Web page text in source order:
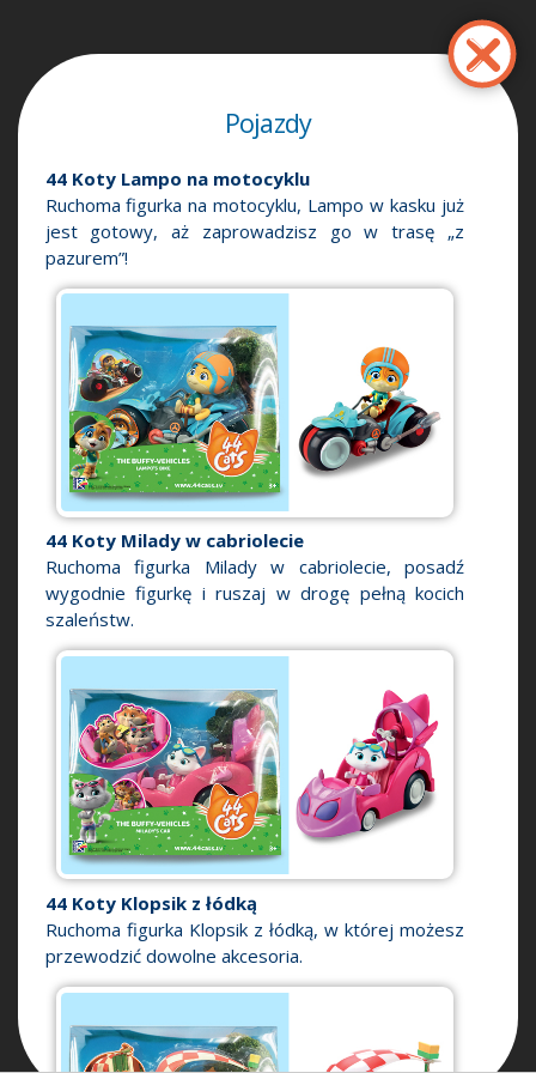
περιεχόμενο
Pojazdy
44 Koty Lampo na motocyklu
Ruchoma figurka na motocyklu, Lampo w kasku już
jest gotowy, aż zaprowadzisz go w trasę „z
pazurem”!
44 Koty Milady w cabriolecie
Ruchoma figurka Milady w cabriolecie, posadź
wygodnie figurkę i ruszaj w drogę pełną kocich
szaleństw.
44 Koty Klopsik z łódką
Ruchoma figurka Klopsik z łódką, w której możesz
przewodzić dowolne akcesoria.